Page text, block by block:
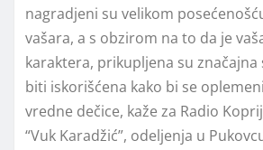
nagradjeni su velikom
vašara, a s obzirom na to da je
karaktera, prikupljena su značajna
biti iskorišćena kako bi se
vredne dečice, kaže za Radio
“Vuk Karadžić”, odeljenja u